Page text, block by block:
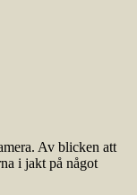
Av blicken att
i jakt på något